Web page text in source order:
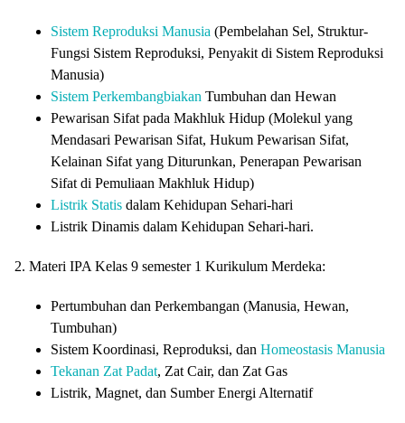
Sistem Reproduksi Manusia (Pembelahan Sel, Struktur-
Fungsi Sistem Reproduksi, Penyakit di Sistem Reproduksi
Manusia)
Sistem Perkembangbiakan Tumbuhan dan Hewan
Pewarisan Sifat pada Makhluk Hidup (Molekul yang
Mendasari Pewarisan Sifat, Hukum Pewarisan Sifat,
Kelainan Sifat yang Diturunkan, Penerapan Pewarisan
Sifat di Pemuliaan Makhluk Hidup)
Listrik Statis dalam Kehidupan Sehari-hari
Listrik Dinamis dalam Kehidupan Sehari-hari.
2. Materi IPA Kelas 9 semester 1 Kurikulum Merdeka:
Pertumbuhan dan Perkembangan (Manusia, Hewan,
Tumbuhan)
Sistem Koordinasi, Reproduksi, dan Homeostasis Manusia
Tekanan Zat Padat, Zat Cair, dan Zat Gas
Listrik, Magnet, dan Sumber Energi Alternatif